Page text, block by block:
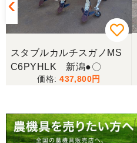
スタブルカルチスガノMS
C6PYHLK 新潟●〇
437,800